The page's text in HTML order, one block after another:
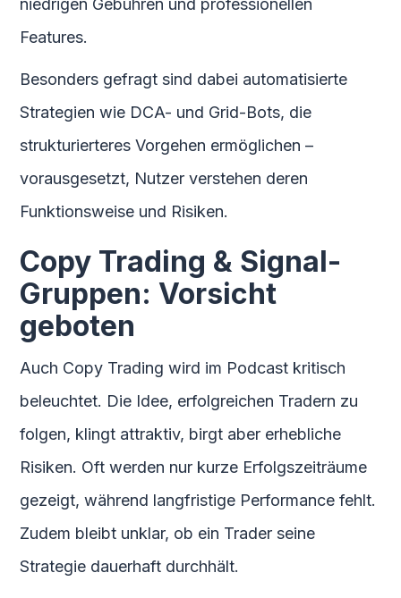
Features.
Besonders gefragt sind dabei automatisierte
Strategien wie DCA- und Grid-Bots, die
strukturierteres Vorgehen ermöglichen –
vorausgesetzt, Nutzer verstehen deren
Funktionsweise und Risiken.
Copy Trading & Signal-
Gruppen: Vorsicht
geboten
Auch Copy Trading wird im Podcast kritisch
beleuchtet. Die Idee, erfolgreichen Tradern zu
folgen, klingt attraktiv, birgt aber erhebliche
Risiken. Oft werden nur kurze Erfolgszeiträume
gezeigt, während langfristige Performance fehlt.
Zudem bleibt unklar, ob ein Trader seine
Strategie dauerhaft durchhält.